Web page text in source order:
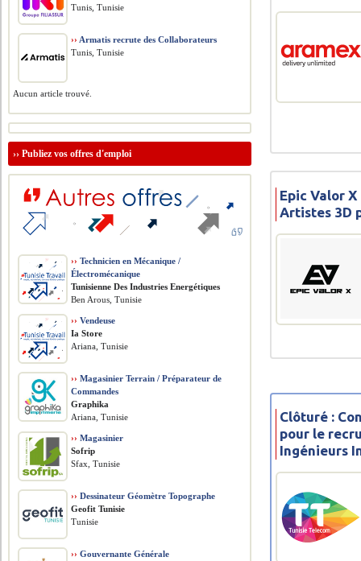
Epic Valor
Artistes 3D
Clôturé :
pour le
Ingénieurs
Tunis, Tunisie
›› Armatis recrute des Collaborateurs
Tunis, Tunisie
Aucun article trouvé.
››Publiez vos offres d'emploi
›› Technicien en Mécanique /
Électromécanique
Tunisienne Des Industries Energétiques
Ben Arous, Tunisie
›› Vendeuse
Ia Store
Ariana, Tunisie
›› Magasinier Terrain / Préparateur de
Commandes
Graphika
Ariana, Tunisie
›› Magasinier
Sofrip
Sfax, Tunisie
›› Dessinateur Géomètre Topographe
Geofit Tunisie
Tunisie
›› Gouvernante Générale